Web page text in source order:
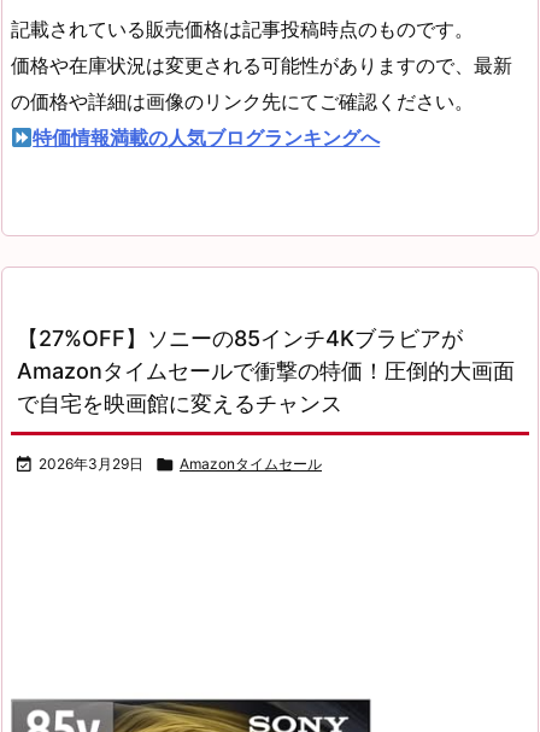
記載されている販売価格は記事投稿時点のものです。
価格や在庫状況は変更される可能性がありますので、最新
の価格や詳細は画像のリンク先にてご確認ください。
特価情報満載の人気ブログランキングへ
【27%OFF】ソニーの85インチ4Kブラビアが
Amazonタイムセールで衝撃の特価！圧倒的大画面
で自宅を映画館に変えるチャンス
 2026年3月29日  Amazonタイムセール